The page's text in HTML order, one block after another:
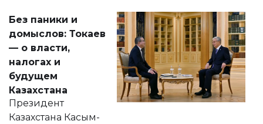
Без паники и
домыслов: Токаев
— о власти,
налогах и
будущем
Казахстана
Президент
Казахстана Касым-